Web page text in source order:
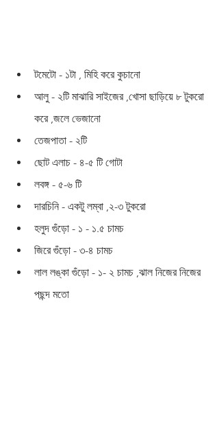
টমেটো - ১টা , মিহি করে কুচানো
আলু - ২টি মাঝারি সাইজের ,খোসা ছাড়িয়ে ৮ টুকরো
করে ,জলে ভেজানো
তেজপাতা - ২টি
ছোট এলাচ - ৪-৫ টি গোটা
লবঙ্গ - ৫-৬ টি
দারচিনি - একটু লম্বা ,২-৩ টুকরো
হলুদ গুঁড়ো - ১ - ১.৫ চামচ
জিরে গুঁড়ো - ৩-৪ চামচ
লাল লঙ্কা গুঁড়ো - ১- ২ চামচ ,ঝাল নিজের নিজের
পছন্দ মতো